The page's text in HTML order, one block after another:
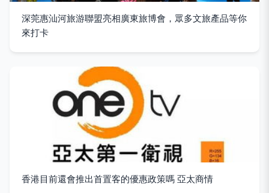
深莞惠汕河旅游聯盟亮相廣東旅博會，眾多文旅產品等你
來打卡
香港目前還會推出首置客的優惠政策嗎 亞太商情